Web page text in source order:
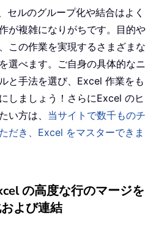
セルのグループ化や結合はよく
が複雑になりがちです。目的や
この作業を実現するさまざまな
選べます。ご自身の具体的なニ
と手法を選び、Excel 作業をも
しましょう！さらにExcel のヒ
い方は、 当サイトで数千ものチ
だき、Excel をマスターできま
の高度な行のマージを
よび連結